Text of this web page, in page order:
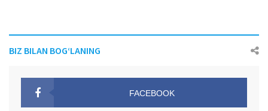
BIZ BILAN BOG‘LANING
FACEBOOK